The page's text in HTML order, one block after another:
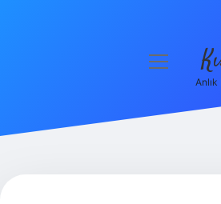
menüyü